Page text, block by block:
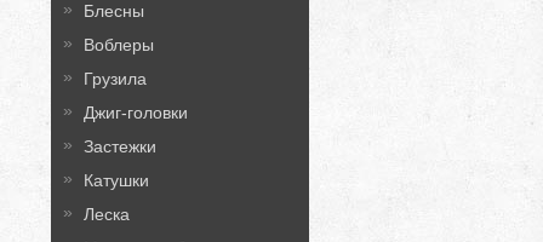
Блесны
Воблеры
Грузила
Джиг-головки
Застежки
Катушки
Леска